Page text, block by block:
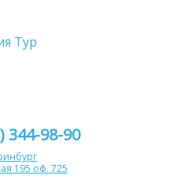
344-98-90
195 оф. 725